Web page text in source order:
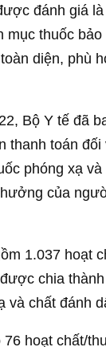
đánh giá
mục thuốc bảo
diện, phù
Bộ Y tế đã
thanh toán
phóng xạ và
của
1.037 hoạt
chia
và chất đánh
hoạt chất/